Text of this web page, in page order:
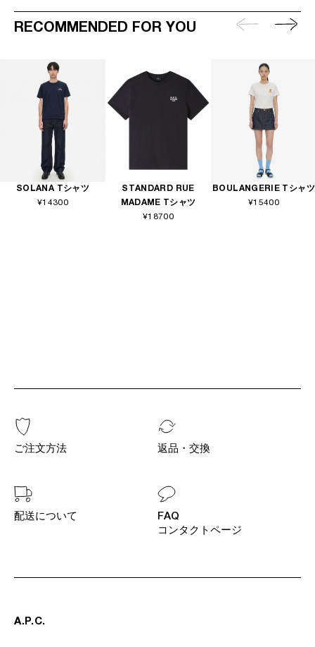
RECOMMENDED FOR YOU
SOLANA Tシャツ
¥14300
STANDARD RUE
MADAME Tシャツ
¥18700
BOULANGERIE Tシャツ
¥15400
ご注文方法 返品・交換
配送について
FAQ
コンタクトページ
A. P. C.